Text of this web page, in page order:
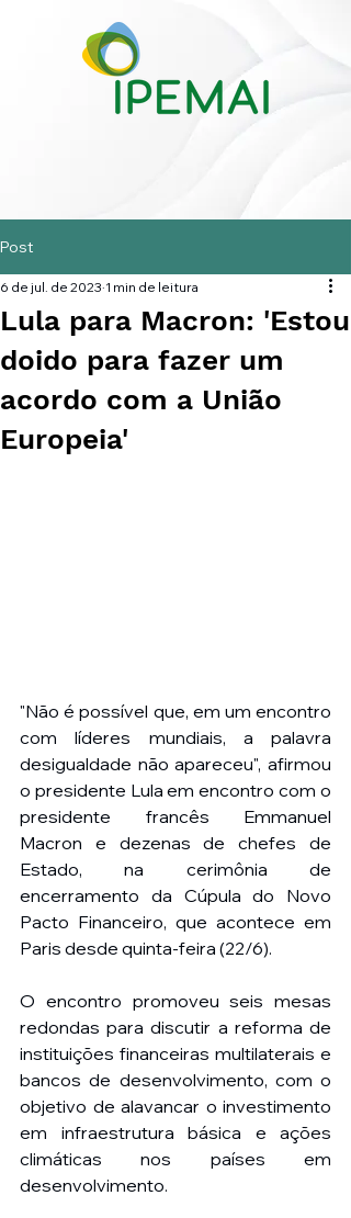
Post
Lula para Macron: 'Estou
doido para fazer um
acordo com a União
Europeia'
6 de jul. de 2023 1 min de leitura
"Não é possível que, em um encontro
com líderes mundiais, a palavra
desigualdade não apareceu", afirmou
o presidente Lula em encontro com o
presidente francês Emmanuel
Macron e dezenas de chefes de
Estado, na cerimônia de
encerramento da Cúpula do Novo
Pacto Financeiro, que acontece em
Paris desde quinta-feira (22/6).
O encontro promoveu seis mesas
redondas para discutir a reforma de
instituições financeiras multilaterais e
bancos de desenvolvimento, com o
objetivo de alavancar o investimento
em infraestrutura básica e ações
climáticas nos países em
desenvolvimento.